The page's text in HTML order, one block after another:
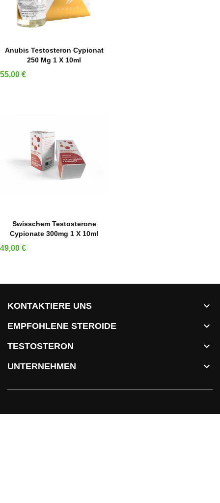
IN DEN WARENKORB
Anubis Testosteron Cypionat
250 Mg 1 X 10ml
Preis
55,00 €
IN DEN WARENKORB
Swisschem Testosterone
Cypionate 300mg 1 X 10ml
Preis
49,00 €
KONTAKTIERE UNS 
EMPFOHLENE STEROIDE 
TESTOSTERON 
UNTERNEHMEN 